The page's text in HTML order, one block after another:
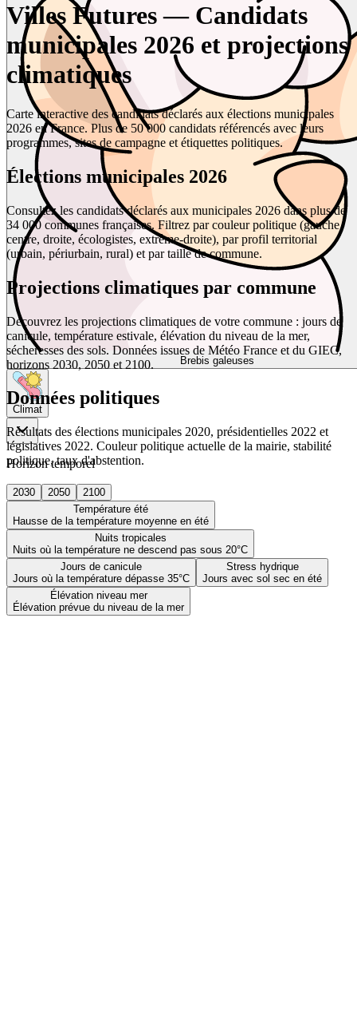
Brebis galeuses
Climat
Horizon temporel
2030 2050
2100
Température été
Hausse de la température moyenne en été
Nuits tropicales
Nuits où la température ne descend pas sous 20°C
Jours de canicule
Jours où la température dépasse 35°C
Stress hydrique
Jours avec sol sec en été
Élévation niveau mer
Élévation prévue du niveau de la mer
Villes Futures — Candidats
municipales 2026 et projections
climatiques
Carte interactive des candidats déclarés aux élections municipales
2026 en France. Plus de 50 000 candidats référencés avec leurs
programmes, sites de campagne et étiquettes politiques.
Élections municipales 2026
Consultez les candidats déclarés aux municipales 2026 dans plus de
34 000 communes françaises. Filtrez par couleur politique (gauche,
centre, droite, écologistes, extrême-droite), par profil territorial
(urbain, périurbain, rural) et par taille de commune.
Projections climatiques par commune
Découvrez les projections climatiques de votre commune : jours de
canicule, température estivale, élévation du niveau de la mer,
sécheresses des sols. Données issues de Météo France et du GIEC,
horizons 2030, 2050 et 2100.
Données politiques
Résultats des élections municipales 2020, présidentielles 2022 et
législatives 2022. Couleur politique actuelle de la mairie, stabilité
politique, taux d'abstention.